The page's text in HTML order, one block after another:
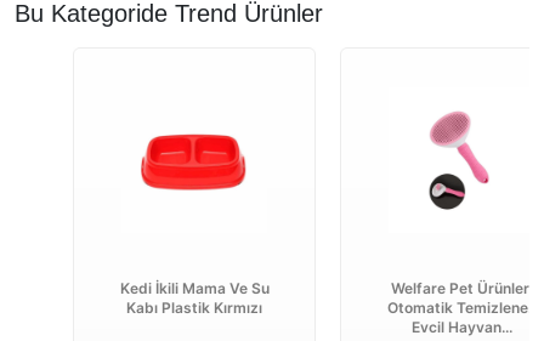
Bu Kategoride Trend Ürünler
Kedi İkili Mama Ve Su
Kabı Plastik Kırmızı
Welfare Pet Ürünleri
Otomatik Temizlenen
Evcil Hayvan...